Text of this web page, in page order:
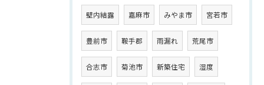
壁内結露 嘉麻市 みやま市 宮若市
豊前市 鞍手郡 雨漏れ 荒尾市
合志市 菊池市 新築住宅 湿度